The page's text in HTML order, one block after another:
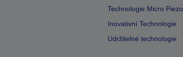
Technologie Micro Piezo
Inovativní Technologie
Udržitelné technologie